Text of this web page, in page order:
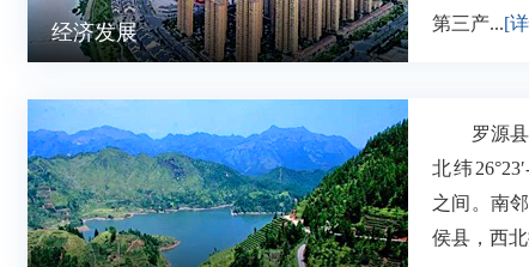
经济发展
第三产...[
罗源县
北纬
之间。南
侯县，西